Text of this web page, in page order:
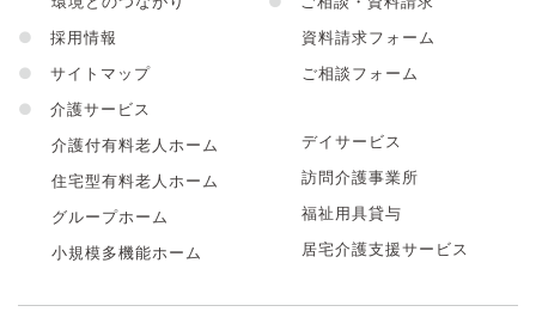
●
採用情報
●
サイトマップ
●
介護サービス
介護付有料老人ホーム
住宅型有料老人ホーム
グループホーム
小規模多機能ホーム
資料請求フォーム
ご相談フォーム
デイサービス
訪問介護事業所
福祉用具貸与
居宅介護支援サービス